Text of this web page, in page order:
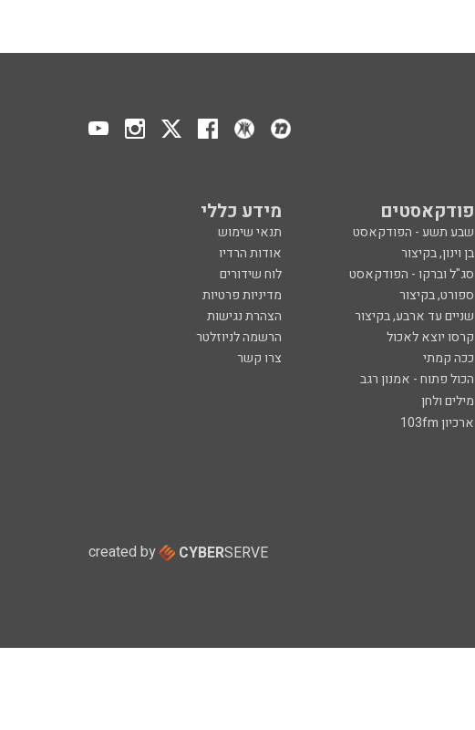
פודקאסטים מידע כללי
שבע תשע - הפודקאסט
תנאי שימוש
בן וינון, בקיצור
אודות הרדיו
סג"ל וברקו - הפודקאסט
לוח שידורים
ספורט, בקיצור
מדיניות פרטיות
שניים עד ארבע, בקיצור
הצהרת נגישות
קרסו יוצא לאכול
הרשמה לניוזלטר
ככה קמתי
צרו קשר
הכול פתוח - אמנון רגב
מילים ולחן
ארכיון 103fm
created by CYBERSERVE